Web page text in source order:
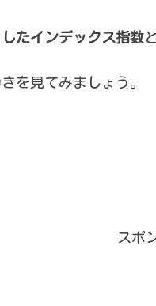
たインデックス指数と
を見てみましょう。
スポ